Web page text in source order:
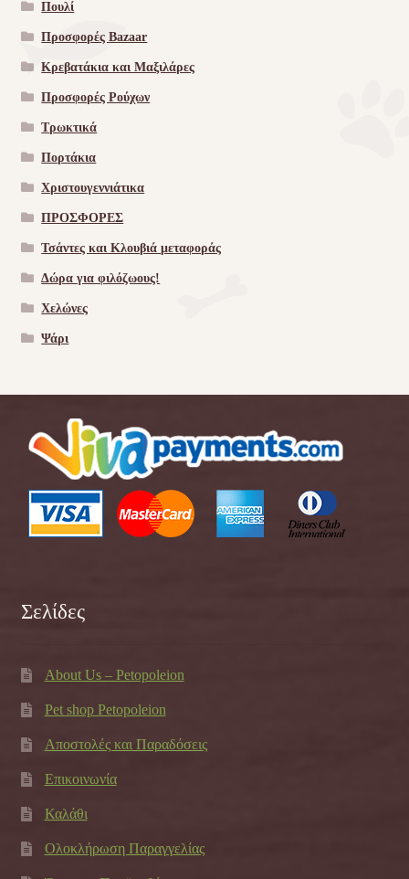
Πουλί
Προσφορές Bazaar
Κρεβατάκια και Μαξιλάρες
Προσφορές Ρούχων
Τρωκτικά
Πορτάκια
Χριστουγεννιάτικα
ΠΡΟΣΦΟΡΕΣ
Τσάντες και Κλουβιά μεταφοράς
Δώρα για φιλόζωους!
Χελώνες
Ψάρι
Σελίδες
About Us – Petopoleion
Pet shop Petopoleion
Αποστολές και Παραδόσεις
Επικοινωνία
Καλάθι
Ολοκλήρωση Παραγγελίας